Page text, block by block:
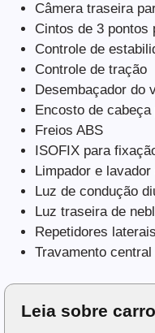
Câmera traseira
Cintos de 3 pontos
Controle de
Controle de tração
Desembaçador do
Encosto de
Freios ABS
ISOFIX para
Limpador e
Luz de condução
Luz traseira de
Repetidores
Travamento
Leia sobre